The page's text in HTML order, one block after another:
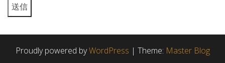
Proudly powered byWordPress | Theme: Master Blog